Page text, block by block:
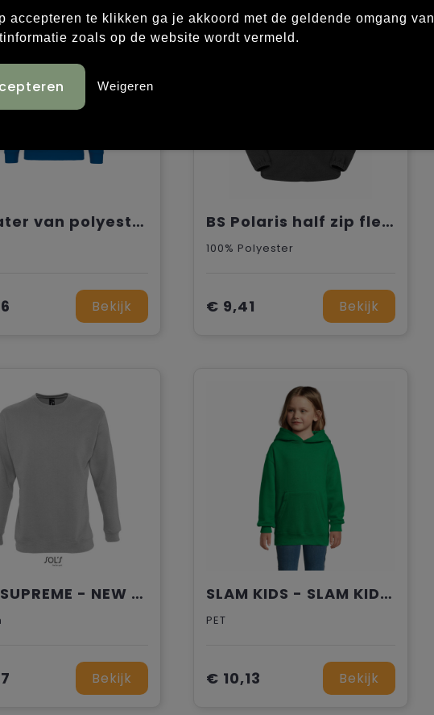
Sweater van polyester
Bekijk
BS Polaris half zip fleece sweater, 160 gr/m²
100% Polyester
€ 9,41 Bekijk
NEW SUPREME - NEW SUPREME sweater 280g
Bekijk
SLAM KIDS - SLAM KIDS Hoodie Sweater
PET
€ 10,13 Bekijk
accepteren te klikken ga je akkoord met de geldende omgang van
zoals op de website wordt vermeld.
Weigeren